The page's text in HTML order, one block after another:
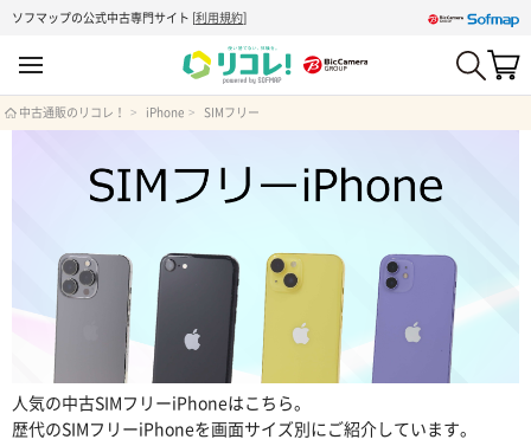
ソフマップの公式中古専門サイト [利用規約]
中古通販のリコレ！ iPhone SIMフリー
人気の中古SIMフリーiPhoneはこちら。
歴代のSIMフリーiPhoneを画面サイズ別にご紹介しています。